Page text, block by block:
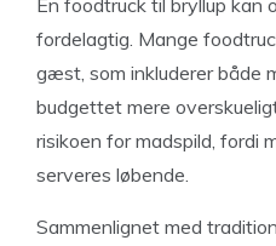
fordelagtig. Mange
gæst, som inkluderer både
budgettet mere
risikoen for madspild, fordi
serveres løbende.
Sammenlignet med